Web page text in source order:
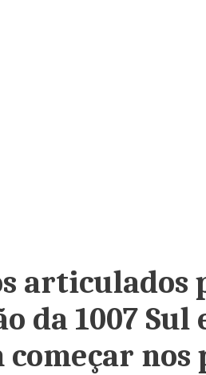
articulados
da 1007 Sul
começar